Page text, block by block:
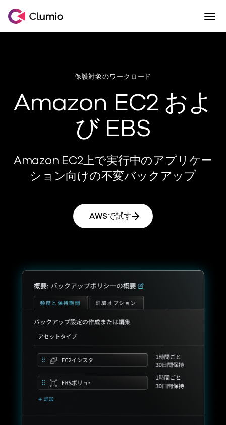
Commvault傘下のClumio
保護対象のワークロード
Amazon EC2 およ
び EBS
Amazon EC2上で実行中のアプリケー
ション向けの不変バックアップ
AWSで試す